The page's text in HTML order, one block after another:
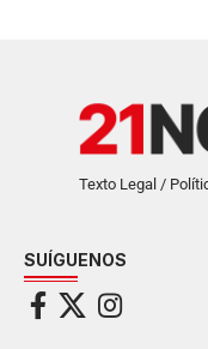
Texto Legal /
SUÍGUENOS